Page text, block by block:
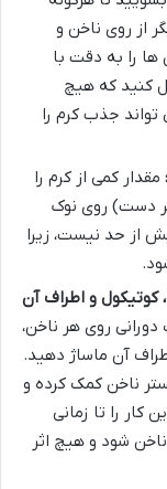
از روی ناخن و
را به دقت با
کنید که هیچ
تواند جذب کرم را
مقدار کمی از کرم را
دست) روی نوک
از حد نیست، زیرا
کوتیکول و اطراف آن
دورانی روی هر ناخن،
آن ماساژ دهید.
ناخن کمک کرده و
را تا زمانی
شود و هیچ اثر